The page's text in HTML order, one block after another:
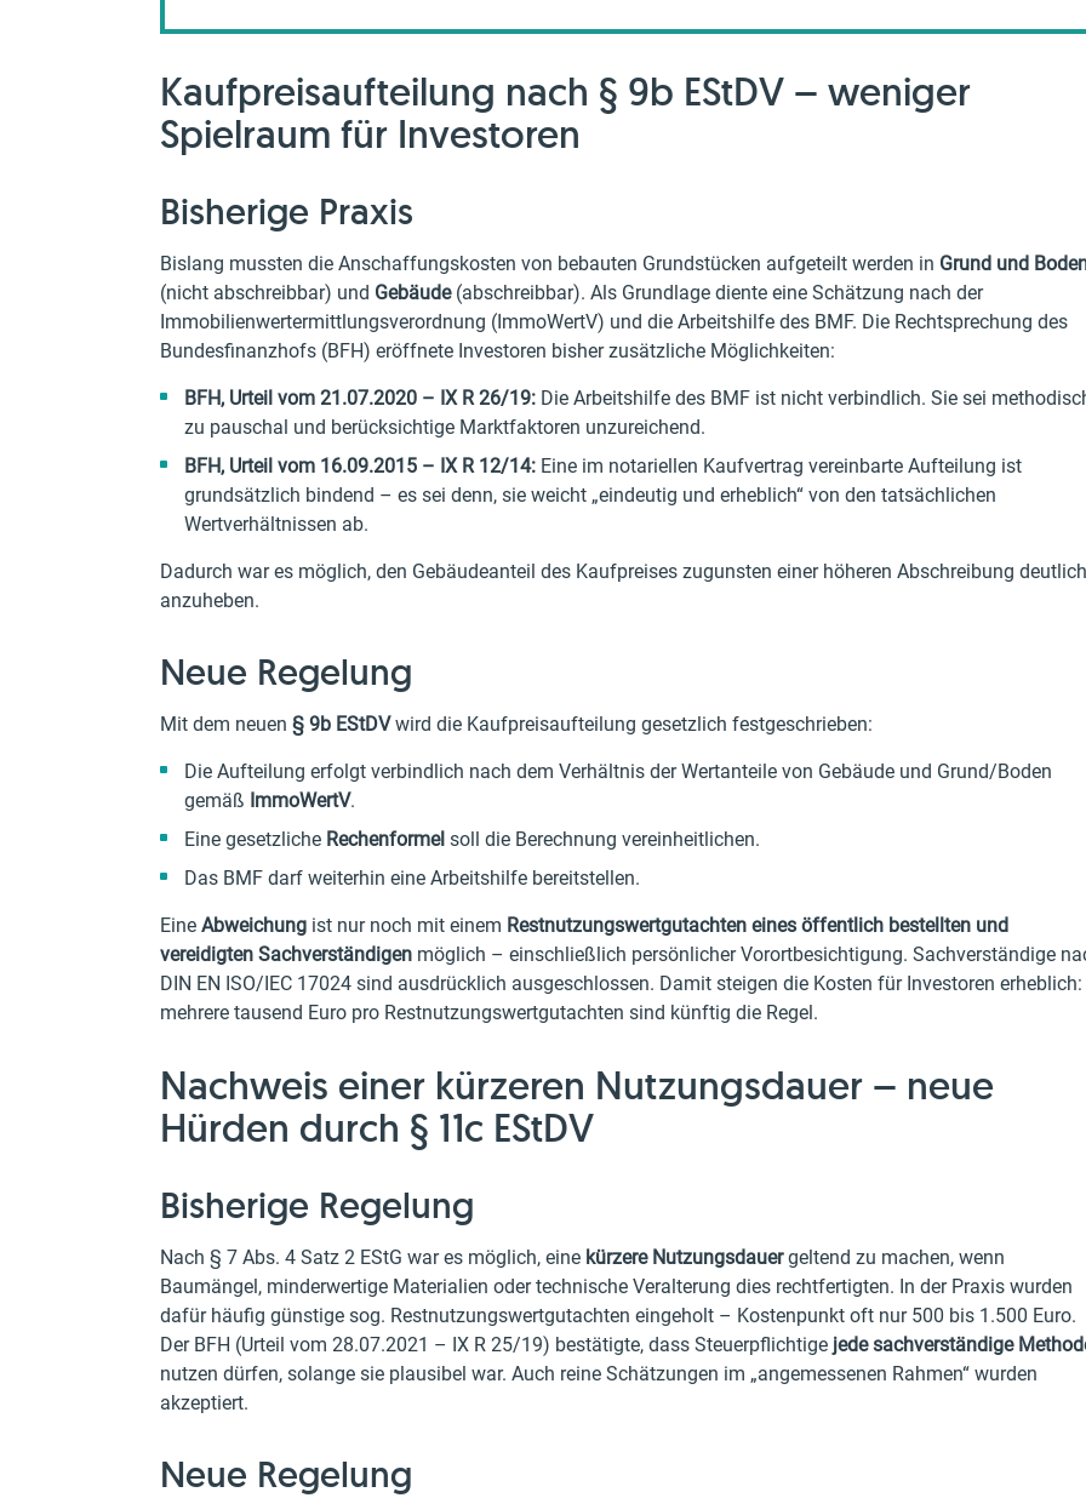
Kaufpreisaufteilung nach § 9b EStDV – weniger
Spielraum für Investoren
Bisherige Praxis
Bislang mussten die Anschaffungskosten von bebauten Grundstücken aufgeteilt werden in Grund und
(nicht abschreibbar) und Gebäude(abschreibbar). Als Grundlage diente eine Schätzung nach der
Immobilienwertermittlungsverordnung (ImmoWertV) und die Arbeitshilfe des BMF. Die Rechtsprechung des
Bundesfinanzhofs (BFH) eröffnete Investoren bisher zusätzliche Möglichkeiten:
BFH, Urteil vom 21.07.2020 – IX R 26/19: Die Arbeitshilfe des BMF ist nicht verbindlich. Sie sei
zu pauschal und berücksichtige Marktfaktoren unzureichend.
BFH, Urteil vom 16.09.2015 – IX R 12/14: Eine im notariellen Kaufvertrag vereinbarte Aufteilung ist
grundsätzlich bindend – es sei denn, sie weicht „eindeutig und erheblich“ von den tatsächlichen
Wertverhältnissen ab.
Dadurch war es möglich, den Gebäudeanteil des Kaufpreises zugunsten einer höheren Abschreibung deutlich
anzuheben.
Neue Regelung
Mit dem neuen § 9b EStDVwird die Kaufpreisaufteilung gesetzlich festgeschrieben:
Die Aufteilung erfolgt verbindlich nach dem Verhältnis der Wertanteile von Gebäude und Grund/Boden
gemäß ImmoWertV.
Eine gesetzliche Rechenformel soll die Berechnung vereinheitlichen.
Das BMF darf weiterhin eine Arbeitshilfe bereitstellen.
Eine Abweichung ist nur noch mit einem Restnutzungswertgutachten eines öffentlich bestellten und
vereidigten Sachverständigen möglich – einschließlich persönlicher Vorortbesichtigung. Sachverständige
DIN EN ISO/IEC 17024 sind ausdrücklich ausgeschlossen. Damit steigen die Kosten für Investoren erheblich:
mehrere tausend Euro pro Restnutzungswertgutachten sind künftig die Regel.
Nachweis einer kürzeren Nutzungsdauer – neue
Hürden durch § 11c EStDV
Bisherige Regelung
Nach § 7 Abs. 4 Satz 2 EStG war es möglich, eine kürzere Nutzungsdauergeltend zu machen, wenn
Baumängel, minderwertige Materialien oder technische Veralterung dies rechtfertigten. In der Praxis wurden
dafür häufig günstige sog. Restnutzungswertgutachten eingeholt – Kostenpunkt oft nur 500 bis 1.500 Euro.
Der BFH (Urteil vom 28.07.2021 – IX R 25/19) bestätigte, dass Steuerpflichtige jede sachverständige
nutzen dürfen, solange sie plausibel war. Auch reine Schätzungen im „angemessenen Rahmen“ wurden
akzeptiert.
Neue Regelung